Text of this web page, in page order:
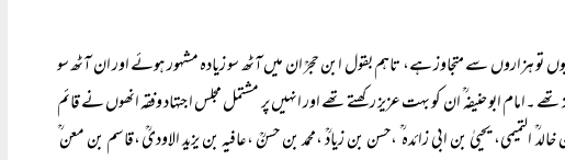
یوں تو ہزاروں سے متجاوز ہے، تاہم بقول ابن حجرؒ ان میں آٹھ سو زیادہ مشہور ہوئے اور ان آٹھ سو
ابو حنیفہ ؒ ان کو بہت عزیز رکھتے تھے اور انہیں پر مشتمل مجلس اجتہاد وفقہ انھوں نے قائم
التمیمی، یحییٰ بن ابی زائدہ ؒ ،حسن بن زیادؒ ،محمد بن حسنؒ ،عافیہ بن یزید الاودیؒ ،قاسم بن معن